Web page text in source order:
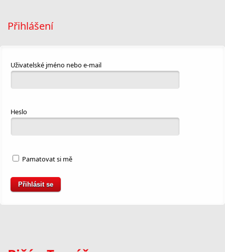
Přihlášení
Uživatelské jméno nebo e-mail
Heslo
Pamatovat si mě